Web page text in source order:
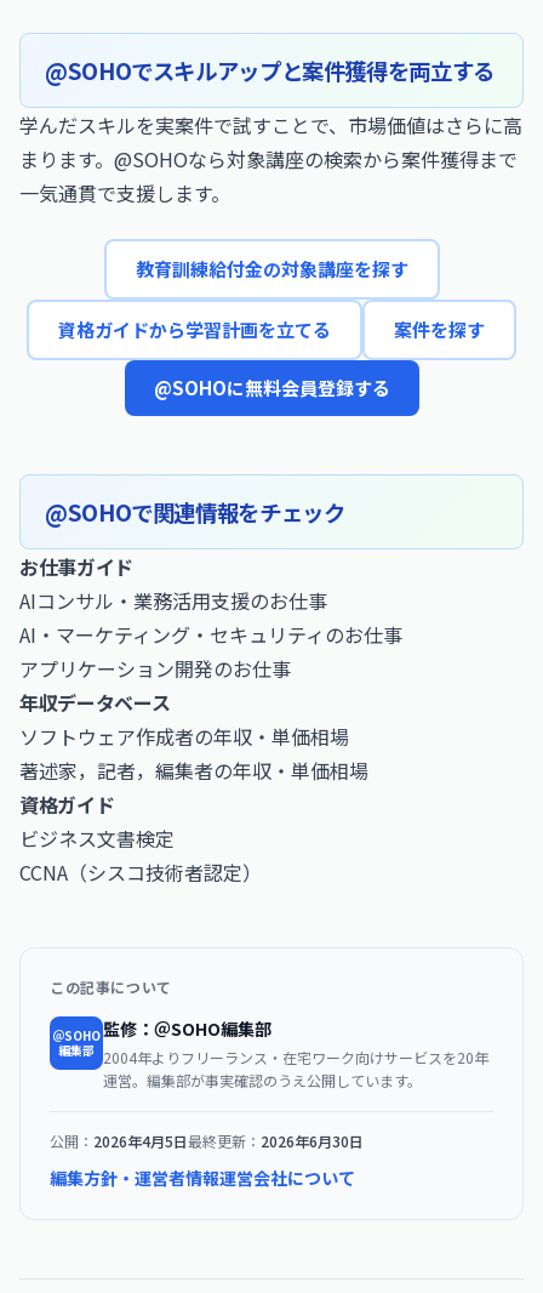
@SOHOでスキルアップと案件獲得を両立する
学んだスキルを実案件で試すことで、市場価値はさらに高
まります。@SOHOなら対象講座の検索から案件獲得まで
一気通貫で支援します。
教育訓練給付金の対象講座を探す
資格ガイドから学習計画を立てる 案件を探す
@SOHOに無料会員登録する
@SOHOで関連情報をチェック
お仕事ガイド
AIコンサル・業務活用支援のお仕事
AI・マーケティング・セキュリティのお仕事
アプリケーション開発のお仕事
年収データベース
ソフトウェア作成者の年収・単価相場
著述家，記者，編集者の年収・単価相場
資格ガイド
ビジネス文書検定
CCNA（シスコ技術者認定）
この記事について
＠SOHO
編集部
監修：＠SOHO編集部
2004年よりフリーランス・在宅ワーク向けサービスを20年
運営。編集部が事実確認のうえ公開しています。
公開： 2026年4月5日最終更新： 2026年6月30日
編集方針・運営者情報運営会社について